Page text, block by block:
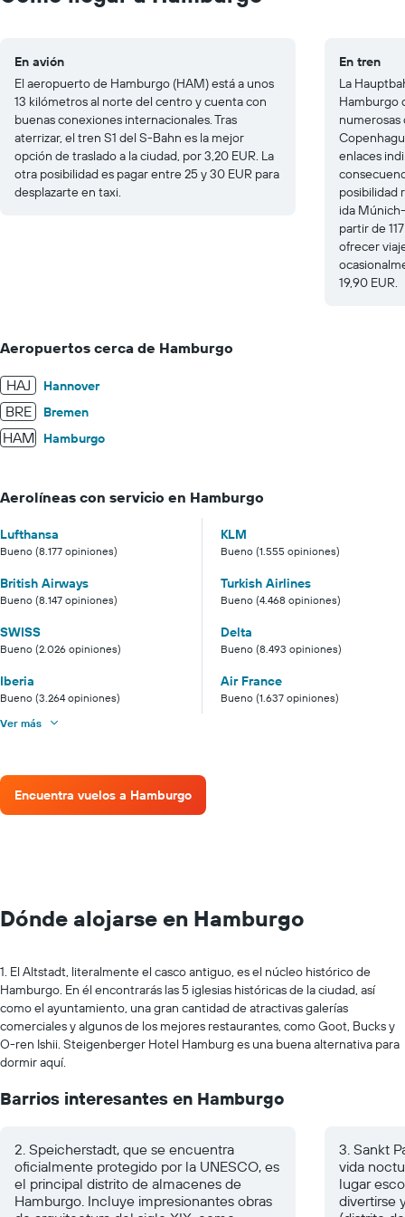
20.
En avión
El aeropuerto de Hamburgo (HAM) está a unos
13 kilómetros al norte del centro y cuenta con
buenas conexiones internacionales. Tras
aterrizar, el tren S1 del S-Bahn es la mejor
opción de traslado a la ciudad, por 3,20 EUR. La
otra posibilidad es pagar entre 25 y 30 EUR para
desplazarte en taxi.
En tren
La
Hamburgo
numerosas
enlaces
posibilidad
ida
partir de
ofrecer
19,90 EUR.
Aeropuertos cerca de Hamburgo
HAJ Hannover
BRE Bremen
HAM Hamburgo
Aerolíneas con servicio en Hamburgo
Lufthansa
Bueno (8.177 opiniones)
KLM
Bueno (1.555 opiniones)
British Airways
Bueno (8.147 opiniones)
Turkish Airlines
Bueno (4.468 opiniones)
SWISS
Bueno (2.026 opiniones)
Delta
Bueno (8.493 opiniones)
Iberia
Bueno (3.264 opiniones)
Air France
Bueno (1.637 opiniones)
Ver más
Encuentra vuelos a Hamburgo
Dónde alojarse en Hamburgo
1. El Altstadt, literalmente el casco antiguo, es el núcleo histórico de
Hamburgo. En él encontrarás las 5 iglesias históricas de la ciudad, así
como el ayuntamiento, una gran cantidad de atractivas galerías
comerciales y algunos de los mejores restaurantes, como Goot, Bucks y
O-ren Ishii. Steigenberger Hotel Hamburg es una buena alternativa para
dormir aquí.
Barrios interesantes en Hamburgo
2. Speicherstadt, que se encuentra
oficialmente protegido por la UNESCO, es
el principal distrito de almacenes de
Hamburgo. Incluye impresionantes obras
3. Sankt
vida
lugar
divertirse